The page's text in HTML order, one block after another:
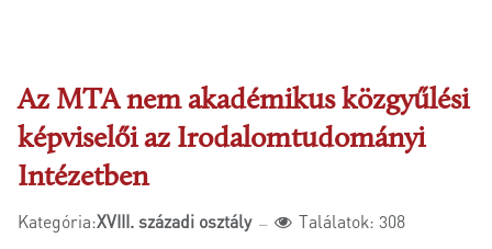
Az MTA nem akadémikus közgyűlési
képviselői az Irodalomtudományi
Intézetben
Kategória:XVIII. századi osztály Találatok: 308